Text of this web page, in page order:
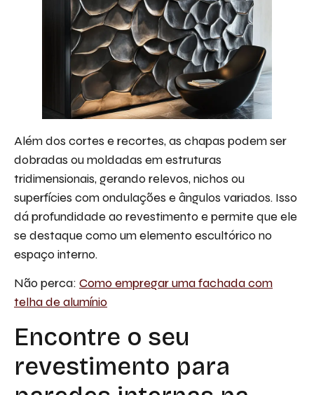
Além dos cortes e recortes, as chapas podem ser
dobradas ou moldadas em estruturas
tridimensionais, gerando relevos, nichos ou
superfícies com ondulações e ângulos variados. Isso
dá profundidade ao revestimento e permite que ele
se destaque como um elemento escultórico no
espaço interno.
Não perca: Como empregar uma fachada com
telha de alumínio
Encontre o seu
revestimento para